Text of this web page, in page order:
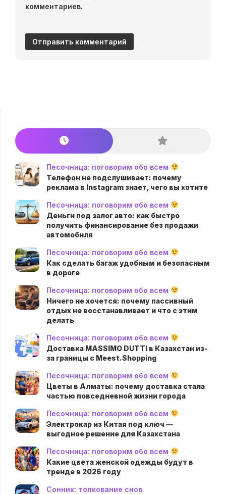
комментариев.
Песочница: поговорим обо всем
Телефон не подслушивает: почему
реклама в Instagram знает, чего вы хотите
Песочница: поговорим обо всем
Деньги под залог авто: как быстро
получить финансирование без продажи
автомобиля
Песочница: поговорим обо всем
Как сделать багаж удобным и безопасным
в дороге
Песочница: поговорим обо всем
Ничего не хочется: почему пассивный
отдых не восстанавливает и что с этим
делать
Песочница: поговорим обо всем
Доставка MASSIMO DUTTI в Казахстан из-
за границы с Meest.Shopping
Песочница: поговорим обо всем
Цветы в Алматы: почему доставка стала
частью повседневной жизни города
Песочница: поговорим обо всем
Электрокар из Китая под ключ —
выгодное решение для Казахстана
Песочница: поговорим обо всем
Какие цвета женской одежды будут в
тренде в 2026 году
Сонник: толкование снов